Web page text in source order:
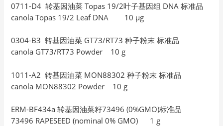
0711-D4 转基因油菜 Topas 19/2叶子基因组 DNA 标准品
canola Topas 19/2 Leaf DNA 10 µg
0304-B3 转基因油菜 GT73/RT73 种子粉末 标准品
canola GT73/RT73 Powder 10 g
1011-A2 转基因油菜 MON88302 种子粉末 标准品
canola MON88302 Powder 10 g
ERM-BF434a 转基因油菜籽73496 (0%GMO)标准品
73496 RAPESEED (nominal 0% GMO) 1 g